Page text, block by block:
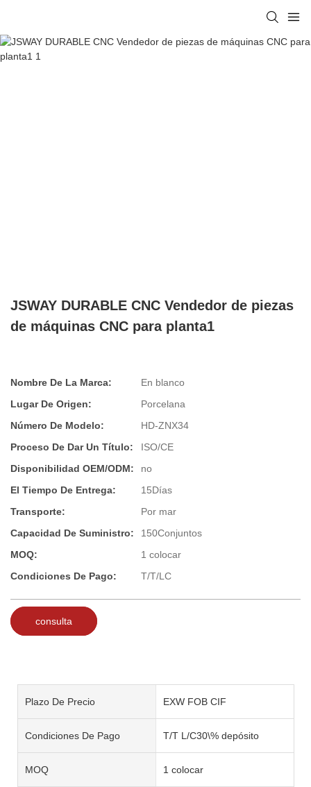
JSWAY DURABLE CNC Vendedor de piezas
de máquinas CNC para planta1
Nombre De La Marca:
En blanco
Lugar De Origen:
Porcelana
Número De Modelo:
HD-ZNX34
Proceso De Dar Un Título:
ISO/CE
Disponibilidad OEM/ODM:
no
El Tiempo De Entrega:
15Días
Transporte:
Por mar
Capacidad De Suministro:
150Conjuntos
MOQ:
1 colocar
Condiciones De Pago:
T/T/LC
consulta
Plazo De Precio EXW FOB CIF
Condiciones De Pago T/T L/C30\% depósito
MOQ 1 colocar